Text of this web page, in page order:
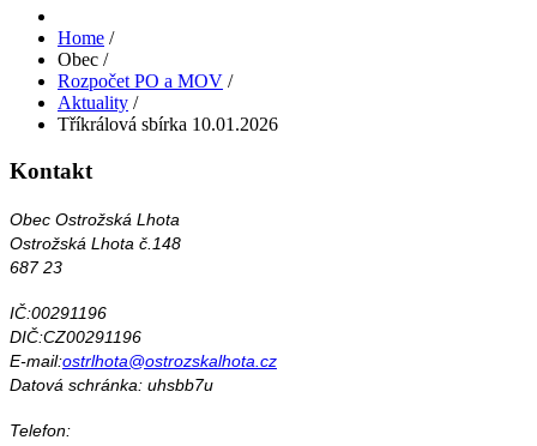
Home /
Obec /
Rozpočet PO a MOV /
Aktuality /
Tříkrálová sbírka 10.01.2026
Kontakt
Obec Ostrožská Lhota
Ostrožská Lhota č.148
687 23
IČ:00291196
DIČ:CZ00291196
E-mail:ostrlhota@ostrozskalhota.cz
Datová schránka: uhsbb7u
Telefon: